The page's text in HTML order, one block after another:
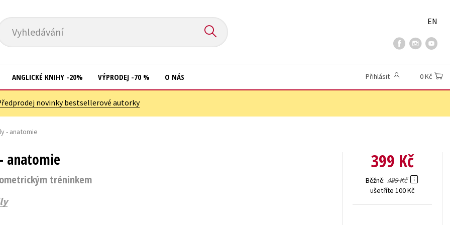
Vyhledávání
EN
Kuchařky
New Adult
ANGLICKÉ KNIHY -20% VÝPRODEJ -70 % O NÁS Přihlásit 0 Kč
novinky bestsellerové autorky
- anatomie
anatomie
tréninkem
399 Kč
Běžně 499 Kč
ušetříte 100 Kč